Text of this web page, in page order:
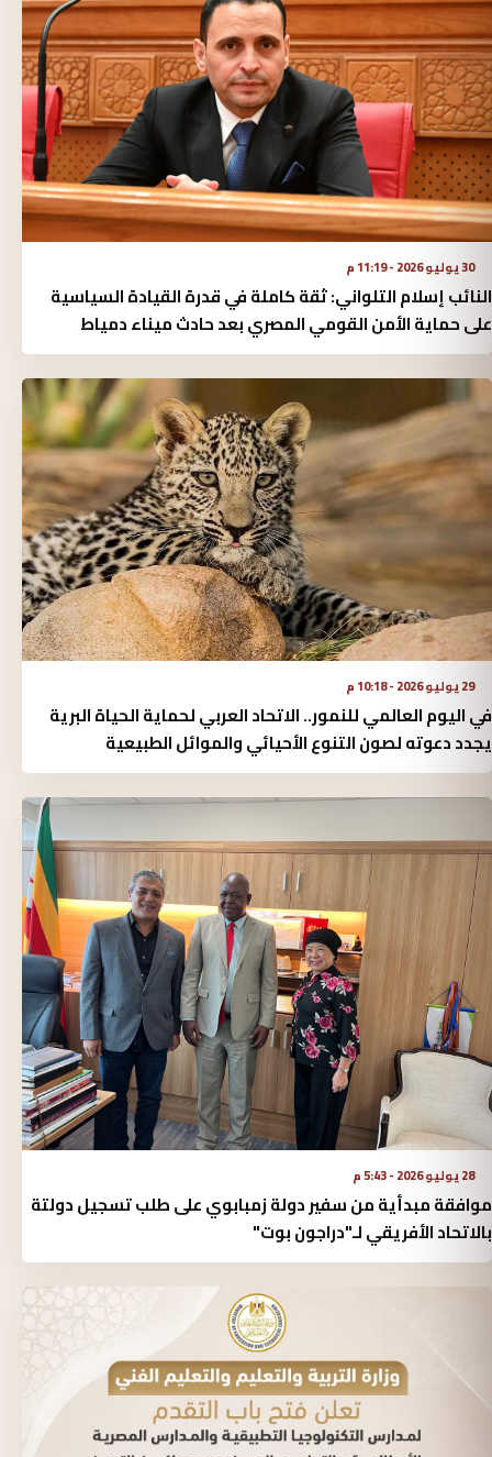
30 يوليو 2026 - 11:19 م
النائب إسلام التلواني: ثقة كاملة في قدرة القيادة السياسية
على حماية الأمن القومي المصري بعد حادث ميناء دمياط
29 يوليو 2026 - 10:18 م
في اليوم العالمي للنمور.. الاتحاد العربي لحماية الحياة البرية
يجدد دعوته لصون التنوع الأحيائي والموائل الطبيعية
28 يوليو 2026 - 5:43 م
موافقة مبدأية من سفير دولة زمبابوي على طلب تسجيل دولتة
بالاتحاد الأفريقي لـ"دراجون بوت"